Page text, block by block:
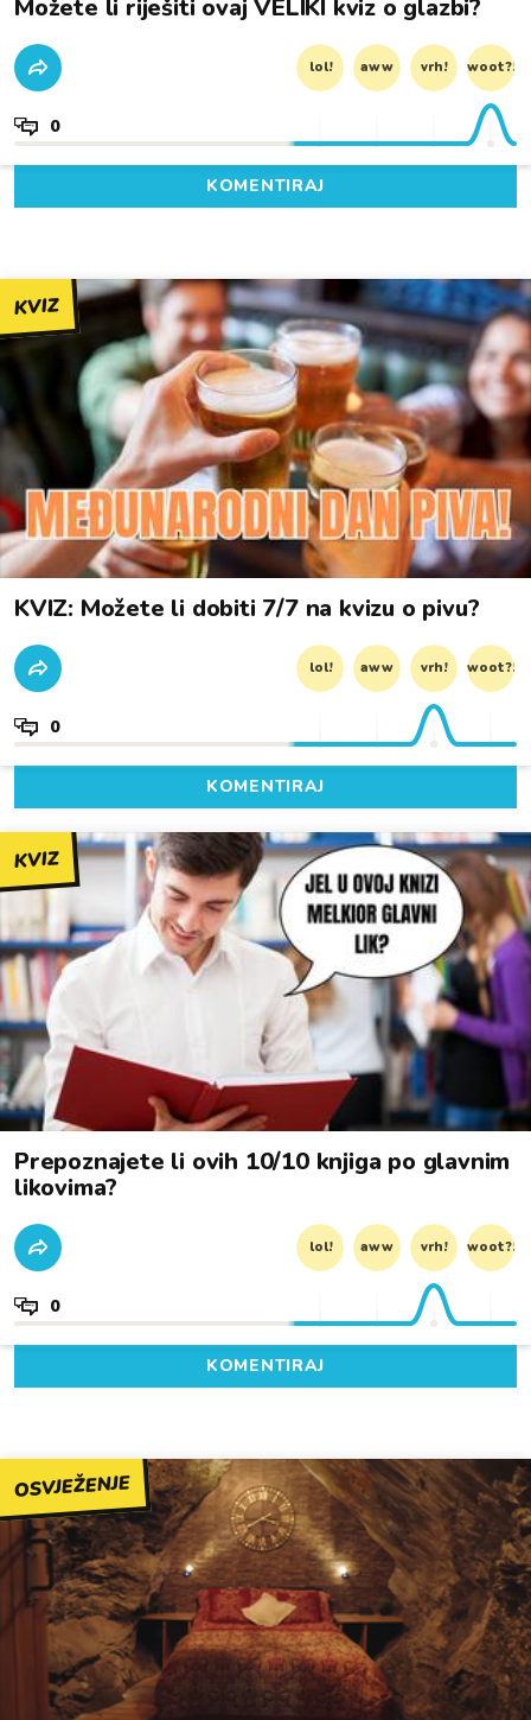
Možete li riješiti ovaj VELIKI kviz o glazbi?
lol! aww vrh! woot?!
0
KOMENTIRAJ
KVIZ
KVIZ: Možete li dobiti 7/7 na kvizu o pivu?
lol! aww vrh! woot?!
0
KOMENTIRAJ
KVIZ
Prepoznajete li ovih 10/10 knjiga po glavnim
likovima?
lol! aww vrh! woot?!
0
KOMENTIRAJ
OSVJEŽENJE